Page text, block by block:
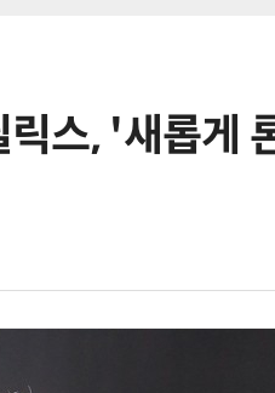
스, '새롭게
양자컴퓨팅 비즈니스·기술 입문 1-Day 워크샵 - 큐비트·양자 알고리듬·Qiskit 실습으로 이해하는 차세대